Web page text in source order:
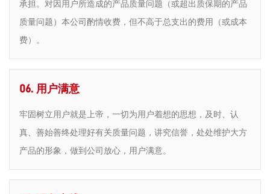
承担。对因用户所造成的产品质量问题（或超出质保期的产品
质量问题）本公司酌情收费，但不高于总支出的费用（或成本
费）。
06. 用户满意
牢固树立用户就是上帝，一切为用户着想的思想，及时、认
真、善始善终处理好有关质量问题，讲究信誉，处处维护大方
产品的形象，做到公司放心，用户满意。